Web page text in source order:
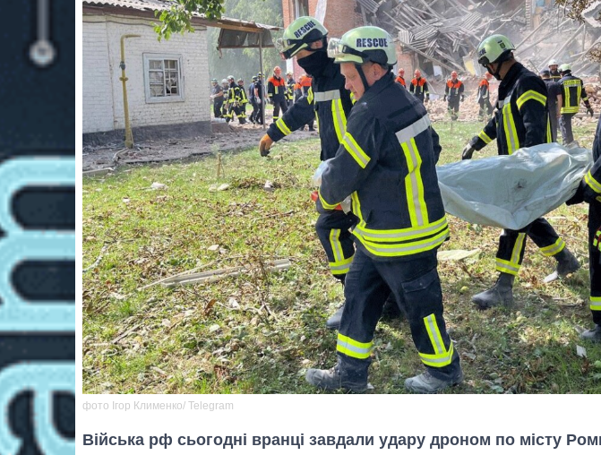
фото Ігор Клименко/ Telegram
Війська рф сьогодні вранці завдали удару дроном по місту